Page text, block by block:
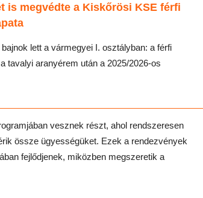
is megvédte a Kiskőrösi KSE férfi
lett a vármegyei I. osztályban: a férfi
tavalyi aranyérem után a 2025/2026-os
vesznek részt, ahol rendszeresen
össze ügyességüket. Ezek a rendezvények
fejlődjenek, miközben megszeretik a